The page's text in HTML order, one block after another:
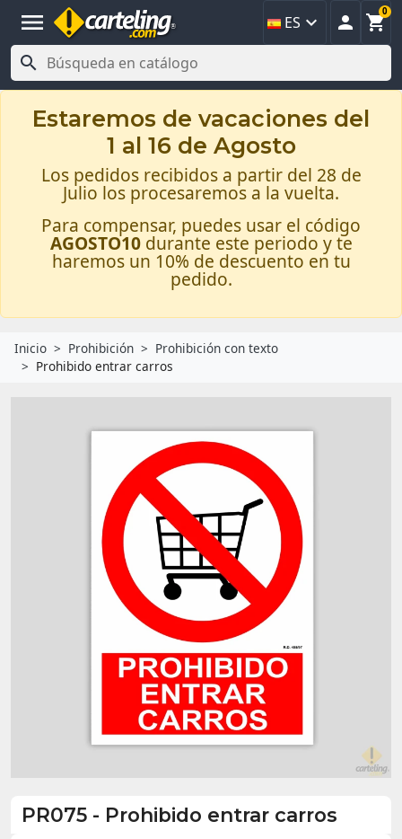
menu ES   
0

Estaremos de vacaciones del
1 al 16 de Agosto
Los pedidos recibidos a partir del 28 de
Julio los procesaremos a la vuelta.
Para compensar, puedes usar el código
AGOSTO10 durante este periodo y te
haremos un 10% de descuento en tu
pedido.
Inicio Prohibición
Prohibición con texto
Prohibido entrar carros
PR075 - Prohibido entrar carros